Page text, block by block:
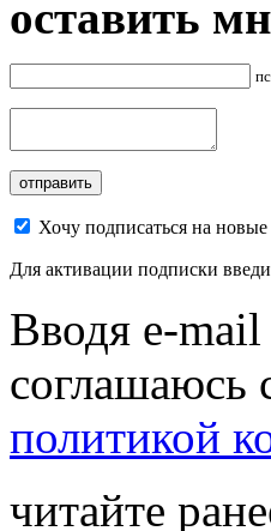
оставить
Хочу подписаться на
Для активации подписки
Вводя e-
соглашаюсь
политикой
читайте